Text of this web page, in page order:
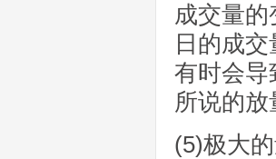
成交量
日的成
有时会导
所说的
(5)极大